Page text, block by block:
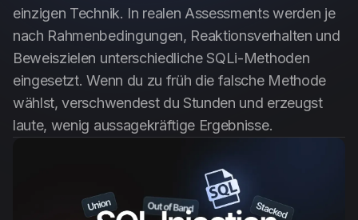
Blog
Änderungsprotokoll
Anti Public
Deutsch
einzigen Technik. In realen Assessments werden je
nach Rahmenbedingungen, Reaktionsverhalten und
Beweiszielen unterschiedliche SQLi-Methoden
eingesetzt. Wenn du zu früh die falsche Methode
wählst, verschwendest du Stunden und erzeugst
laute, wenig aussagekräftige Ergebnisse.